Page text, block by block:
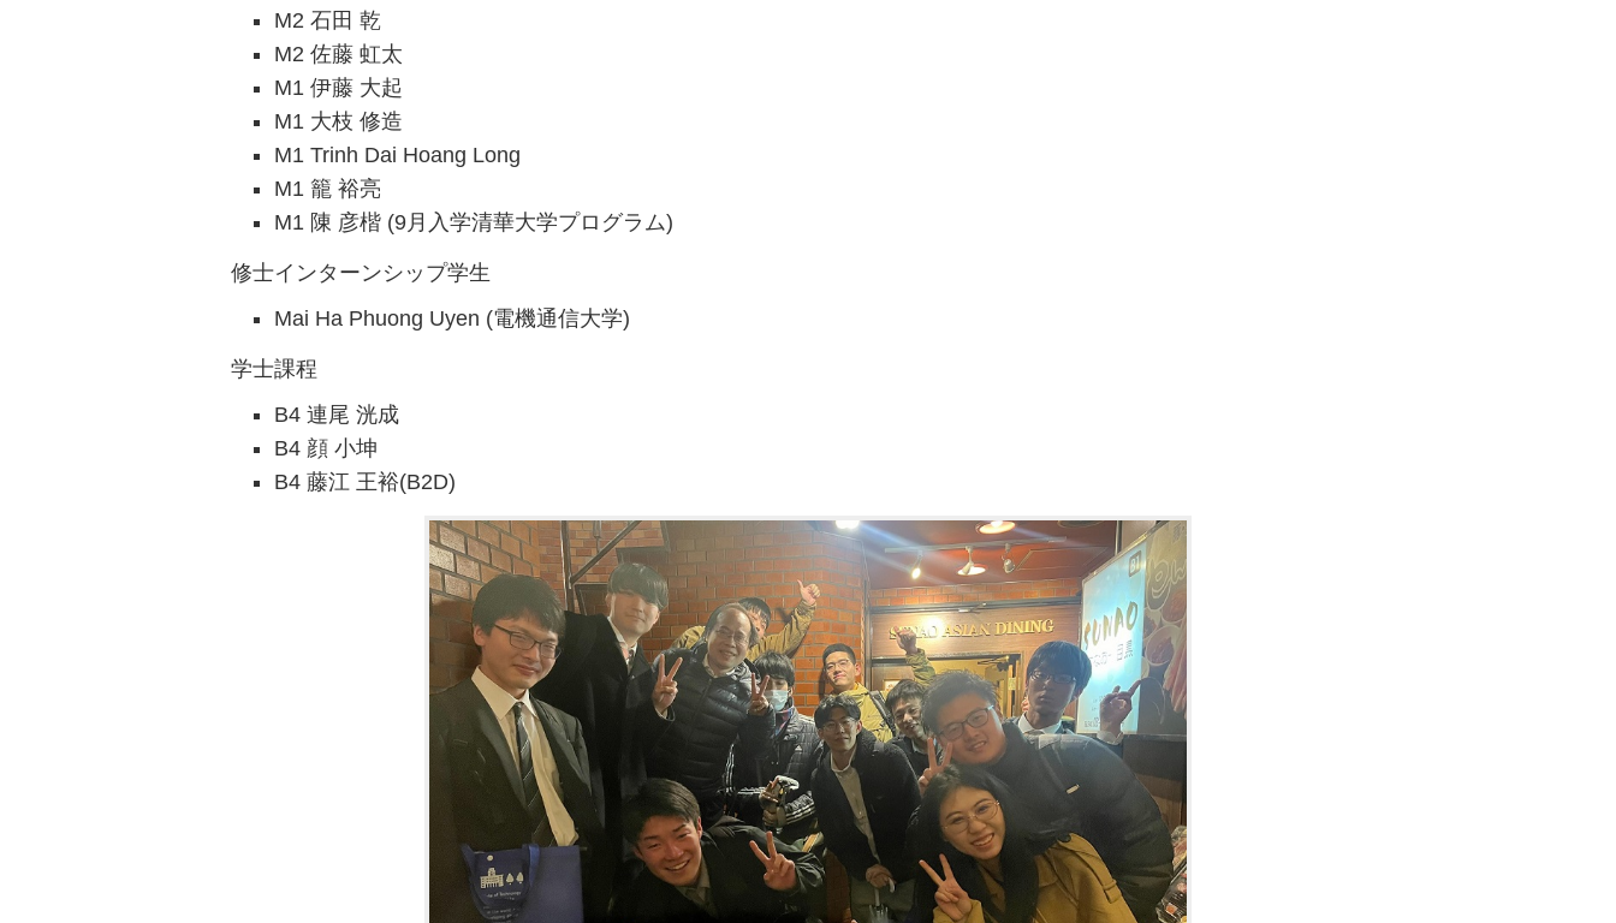
M2 石田 乾
M2 佐藤 虹太
M1 伊藤 大起
M1 大枝 修造
M1 Trinh Dai Hoang Long
M1 籠 裕亮
M1 陳 彦楷 (9月入学清華大学プログラム)
修士インターンシップ学生
Mai Ha Phuong Uyen (電機通信大学)
学士課程
B4 連尾 洸成
B4 顔 小坤
B4 藤江 王裕(B2D)